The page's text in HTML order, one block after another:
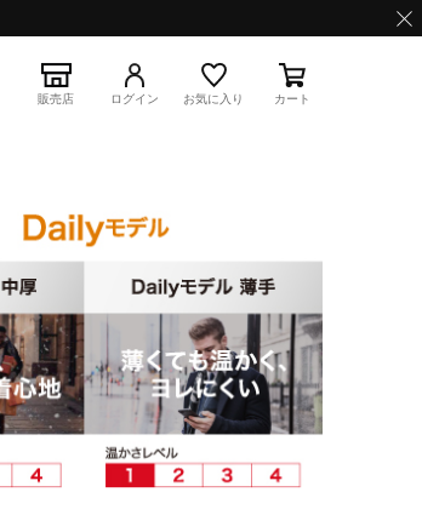
特集
WAVE PROPHECY 13.2
販売店 ログイン お気に入り カート